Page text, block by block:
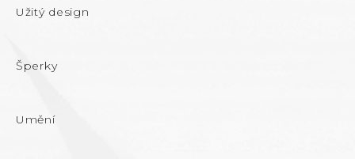
Užitý design
Šperky
Umění